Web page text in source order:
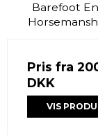
Barefoot
Pris fra
DKK
VIS